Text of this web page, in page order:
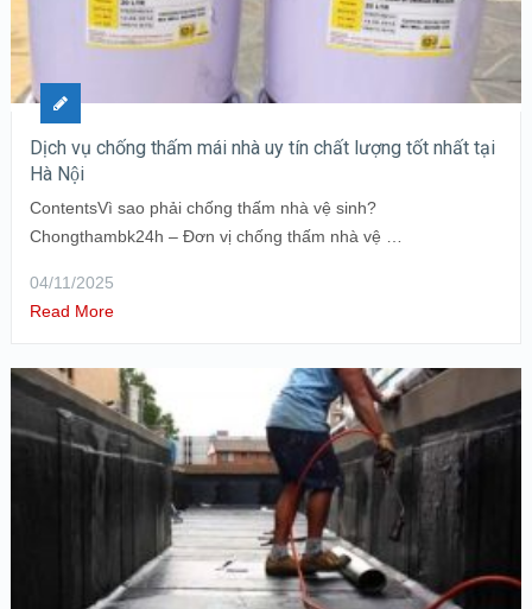
Dịch vụ chống thấm mái nhà uy tín chất lượng tốt nhất tại
Hà Nội
ContentsVì sao phải chống thấm nhà vệ sinh?
Chongthambk24h – Đơn vị chống thấm nhà vệ …
04/11/2025
Read More